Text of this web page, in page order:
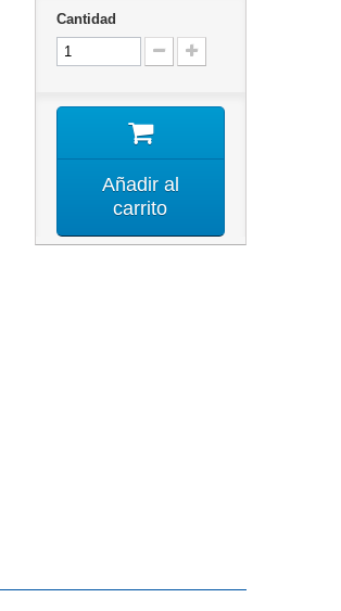
Cantidad
Añadir al
carrito